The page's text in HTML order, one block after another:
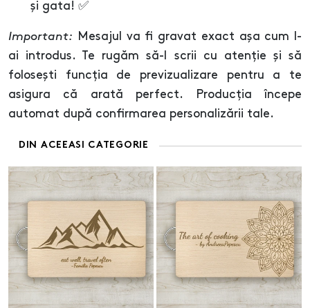
și gata! ✅
Important: Mesajul va fi gravat exact așa cum l-
ai introdus. Te rugăm să-l scrii cu atenție și să
folosești funcția de previzualizare pentru a te
asigura că arată perfect. Producția începe
automat după confirmarea personalizării tale.
DIN ACEEASI CATEGORIE